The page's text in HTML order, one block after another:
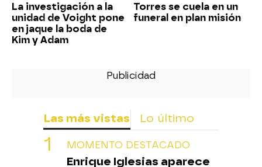
La investigación a la
unidad de Voight pone
en jaque la boda de
Kim y Adam
Torres se cuela en un
funeral en plan misión
Las más vistas Lo último
MOMENTO DESTACADO
Enrique Iglesias aparece